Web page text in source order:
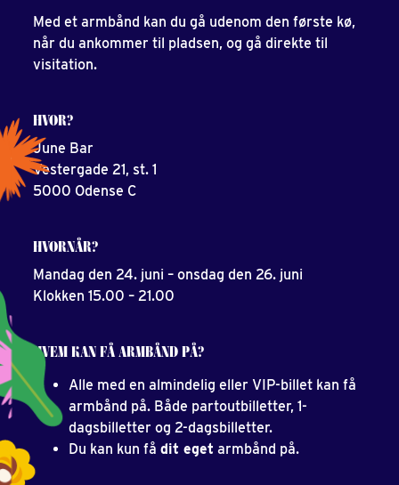
Med et armbånd kan du gå udenom den første kø,
når du ankommer til pladsen, og gå direkte til
visitation.
HVOR?
June Bar
Vestergade 21, st. 1
5000 Odense C
HVORNÅR?
Mandag den 24. juni – onsdag den 26. juni
Klokken 15.00 – 21.00
HVEM KAN FÅ ARMBÅND PÅ?
Alle med en almindelig eller VIP-billet kan få
armbånd på. Både partoutbilletter, 1-
dagsbilletter og 2-dagsbilletter.
Du kan kun få dit eget armbånd på.